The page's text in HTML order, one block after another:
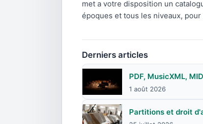
met a votre disposition un
époques et tous les niveaux,
Derniers articles
PDF, MusicXML,
1 août 2026
Partitions et droit